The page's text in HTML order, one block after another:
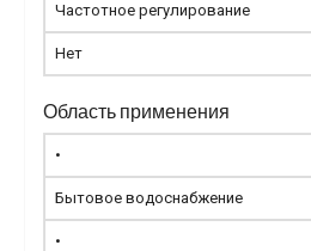
Частотное регулирование
Нет
Область применения
•
Бытовое водоснабжение
•